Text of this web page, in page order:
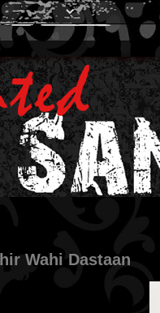
Wahi Dastaan